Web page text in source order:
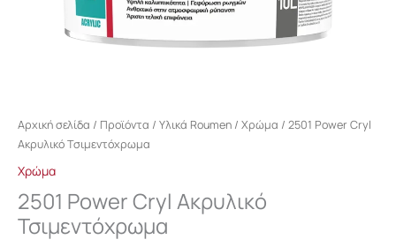
Αρχική σελίδα / Προϊόντα / Υλικά Roumen / Χρώμα / 2501 Power Cryl
Ακρυλικό Τσιμεντόχρωµα
Χρώμα
2501 Power Cryl Ακρυλικό
Τσιμεντόχρωµα